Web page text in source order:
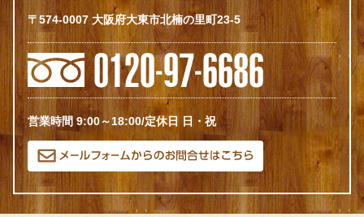
〒574-0007 大阪府大東市北楠の里町23-5
営業時間 9:00～18:00/定休日 日・祝